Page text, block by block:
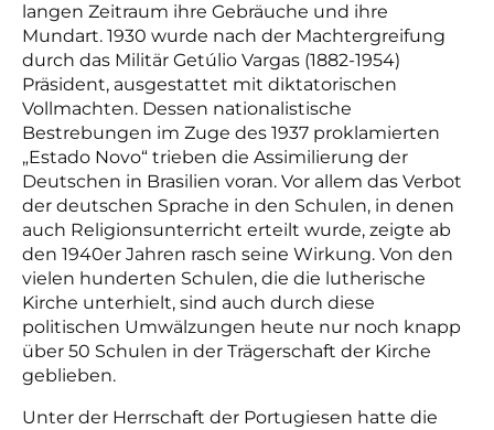
langen Zeitraum ihre Gebräuche und ihre
Mundart. 1930 wurde nach der Machtergreifung
durch das Militär Getúlio Vargas (1882-1954)
Präsident, ausgestattet mit diktatorischen
Vollmachten. Dessen nationalistische
Bestrebungen im Zuge des 1937 proklamierten
„Estado Novo“ trieben die Assimilierung der
Deutschen in Brasilien voran. Vor allem das Verbot
der deutschen Sprache in den Schulen, in denen
auch Religionsunterricht erteilt wurde, zeigte ab
den 1940er Jahren rasch seine Wirkung. Von den
vielen hunderten Schulen, die die lutherische
Kirche unterhielt, sind auch durch diese
politischen Umwälzungen heute nur noch knapp
über 50 Schulen in der Trägerschaft der Kirche
geblieben.
Unter der Herrschaft der Portugiesen hatte die